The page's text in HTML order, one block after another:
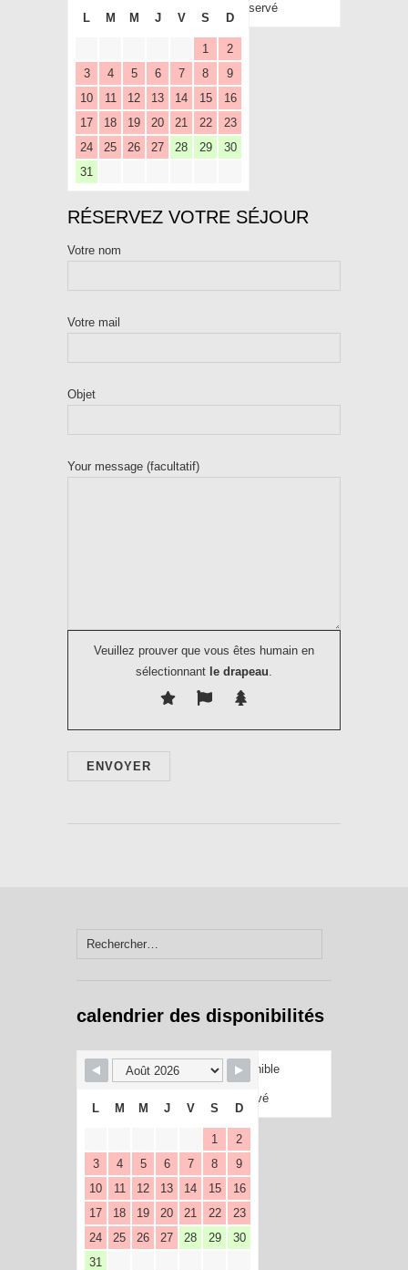
Réservé
L M M J V S D
1
2
3
4 5 6 7 8
9
10
11 12 13 14 15
16
17
18 19 20 21 22
23
24
25 26 27 28 29
30
31
RÉSERVEZ VOTRE SÉJOUR
Votre nom
Votre mail
Objet
Your message (facultatif)
Veuillez prouver que vous êtes humain en
sélectionnant le drapeau.
Rechercher :
calendrier des disponibilités
Disponible
Réservé
L M M J V S D
1
2
3
4 5 6 7 8
9
10
11 12 13 14 15
16
17
18 19 20 21 22
23
24
25 26 27 28 29
30
31